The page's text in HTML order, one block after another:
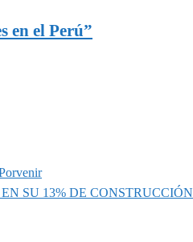
en el Perú”
SU 13% DE CONSTRUCCIÓN